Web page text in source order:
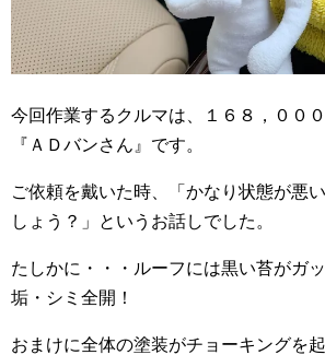
今回作業するクルマは、１６８，００
『ＡＤバンさん』です。
ご依頼を戴いた時、「かなり状態が悪
しょう？」というお話しでした。
たしかに・・・ルーフには黒い苔がガ
垢・シミ全開！
おまけに全体の塗装がチョーキングを